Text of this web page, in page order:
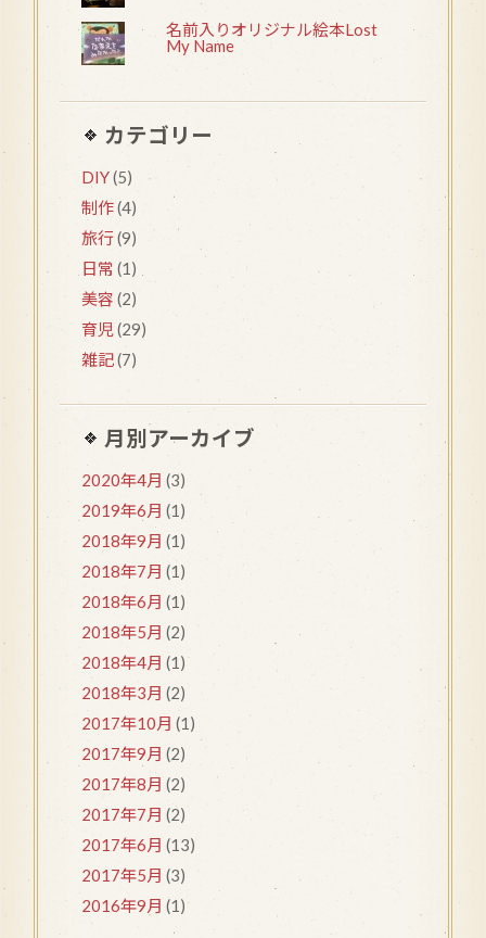
名前入りオリジナル絵本Lost
My Name
カテゴリー
DIY(5)
制作(4)
旅行(9)
日常 (1)
美容 (2)
育児(29)
雑記(7)
月別アーカイブ
2020年4月 (3)
2019年6月 (1)
2018年9月 (1)
2018年7月 (1)
2018年6月 (1)
2018年5月 (2)
2018年4月 (1)
2018年3月 (2)
2017年10月 (1)
2017年9月 (2)
2017年8月 (2)
2017年7月 (2)
2017年6月 (13)
2017年5月 (3)
2016年9月 (1)